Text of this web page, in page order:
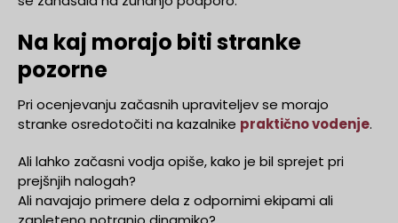
Na kaj morajo biti stranke
pozorne
Pri ocenjevanju začasnih upraviteljev se morajo
stranke osredotočiti na kazalnike praktično vodenje.
Ali lahko začasni vodja opiše, kako je bil sprejet pri
prejšnjih nalogah?
Ali navajajo primere dela z odpornimi ekipami ali